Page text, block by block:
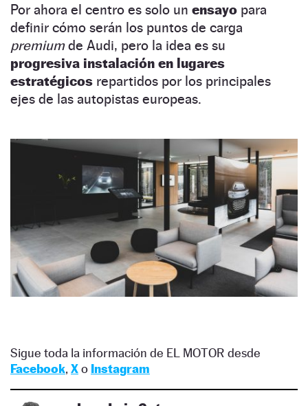
Por ahora el centro es solo un ensayo para
definir cómo serán los puntos de carga
premiumde Audi, pero la idea es su
progresiva instalación en lugares
estratégicos repartidos por los principales
ejes de las autopistas europeas.
Sigue toda la información de EL MOTOR desde
Facebook, Xo Instagram